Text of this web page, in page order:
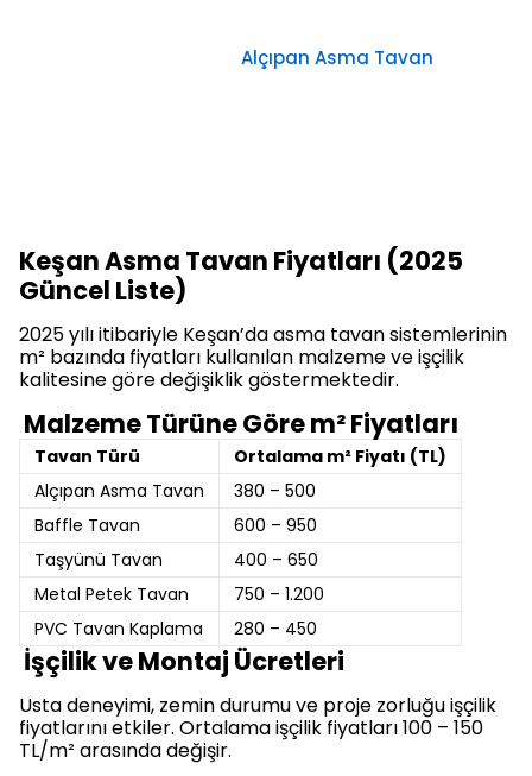
Alçıpan Asma Tavan
Keşan Asma Tavan Fiyatları (2025
Güncel Liste)
2025 yılı itibariyle Keşan’da asma tavan sistemlerinin
m² bazında fiyatları kullanılan malzeme ve işçilik
kalitesine göre değişiklik göstermektedir.
Malzeme Türüne Göre m² Fiyatları
Tavan Türü
Ortalama m² Fiyatı (TL)
Alçıpan Asma Tavan
380 – 500
Baffle Tavan
600 – 950
Taşyünü Tavan
400 – 650
Metal Petek Tavan
750 – 1.200
PVC Tavan Kaplama
280 – 450
İşçilik ve Montaj Ücretleri
Usta deneyimi, zemin durumu ve proje zorluğu işçilik
fiyatlarını etkiler. Ortalama işçilik fiyatları 100 – 150
TL/m² arasında değişir.